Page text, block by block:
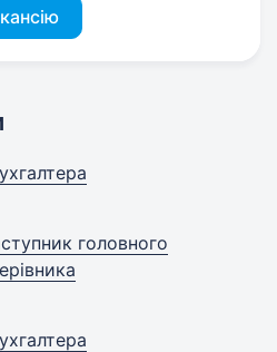
головного